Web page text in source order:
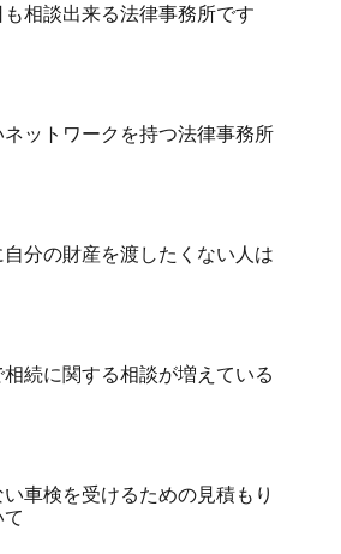
も相談出来る法律事務所です
ネットワークを持つ法律事務所
自分の財産を渡したくない人は
相続に関する相談が増えている
車検を受けるための見積もり